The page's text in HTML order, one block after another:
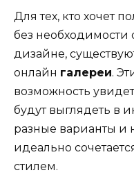
Для тех, кто хочет
без необходимости
дизайне,
онлайн галереи.
возможность
будут выглядеть в
разные варианты и
идеально
стилем.